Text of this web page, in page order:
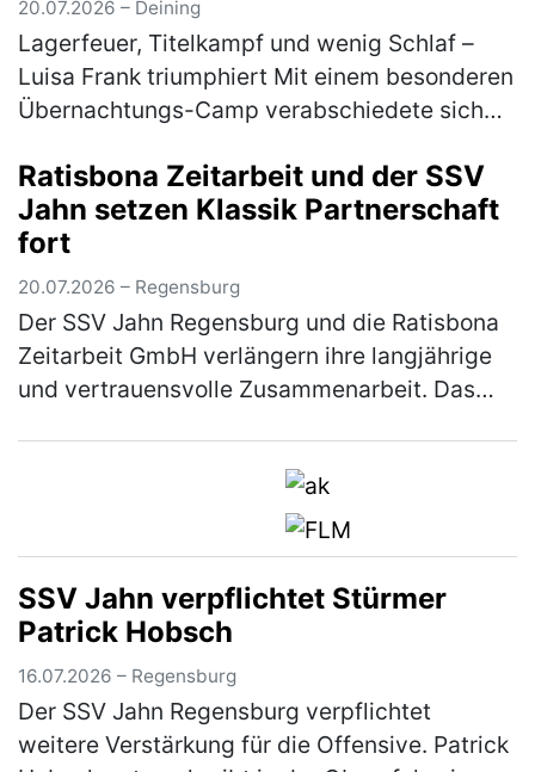
20.07.2026 – Deining
Lagerfeuer, Titelkampf und wenig Schlaf –
Luisa Frank triumphiert Mit einem besonderen
Übernachtungs-Camp verabschiedete sich
die Sommerpause. Zum Abschluss…(mehr)
Ratisbona Zeitarbeit und der SSV
Jahn setzen Klassik Partnerschaft
fort
20.07.2026 – Regensburg
Der SSV Jahn Regensburg und die Ratisbona
Zeitarbeit GmbH verlängern ihre langjährige
und vertrauensvolle Zusammenarbeit. Das
SSV Jahn verpflichtet Stürmer
Patrick Hobsch
16.07.2026 – Regensburg
Der SSV Jahn Regensburg verpflichtet
weitere Verstärkung für die Offensive. Patrick